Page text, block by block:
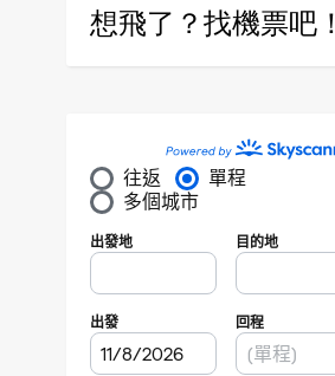
想飛了？找機票吧！